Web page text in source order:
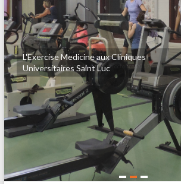
L'Exercise Medicine aux Cliniques
Universitaires Saint Luc